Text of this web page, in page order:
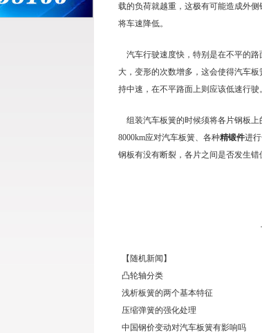
载的负荷就越重，这极有可能造成外
将车速降低。
汽车行驶速度快，特别是在不平的路
大，变形的次数增多，这会使得汽车
持中速，在不平路面上则应该低速行驶。
组装汽车板簧的时候须将各片钢板上
8000km应对汽车板簧、各种精锻件进
钢板有没有断裂，各片之间是否发生错
【随机新闻】
凸轮轴分类
浅析板簧的两个基本特征
压缩弹簧的强化处理
中国钢价变动对汽车板簧有影响吗